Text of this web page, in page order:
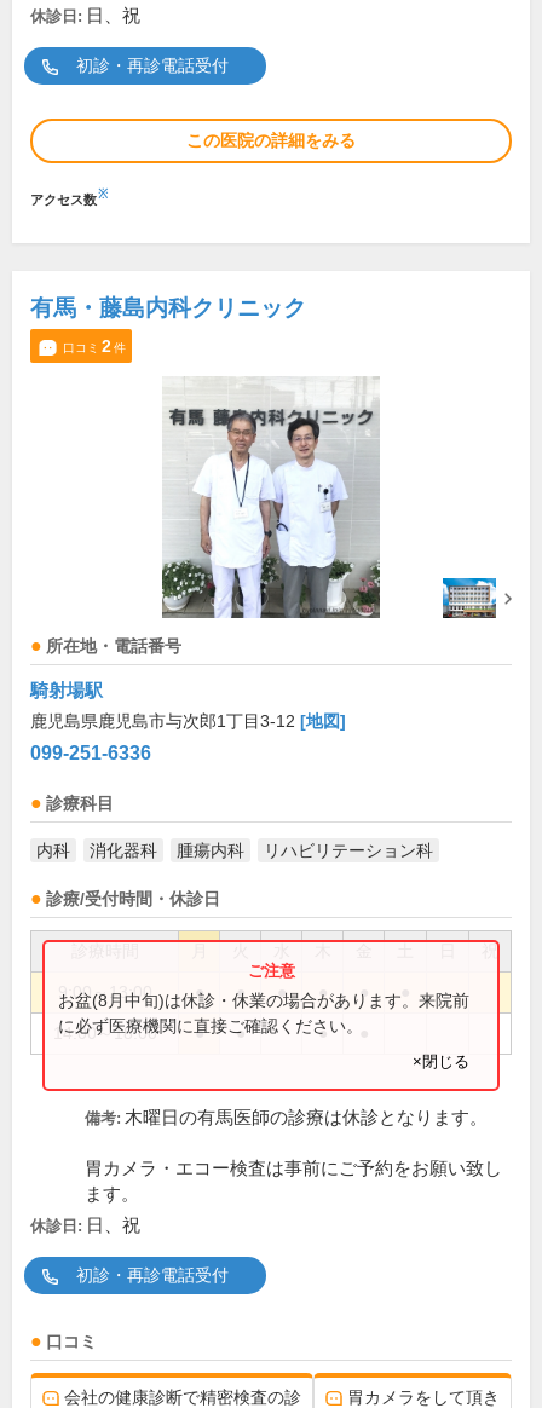
休診日: 日、祝
初診・再診電話受付
この医院の詳細をみる
アクセス数※
有馬・藤島内科クリニック
口コミ 2件
所在地・電話番号
騎射場駅
鹿児島県鹿児島市与次郎1丁目3-12 [地図]
099-251-6336
診療科目
内科 消化器科 腫瘍内科 リハビリテーション科
診療/受付時間・休診日
祝
9:00～13:00 ● ● ● ● ●
14:00～18:00 ● ● ●
お盆(8月中旬)は休診・休業の場合があります。来院前
に必ず医療機関に直接ご確認ください。
×閉じる
備考: 木曜日の有馬医師の診療は休診となります。
胃カメラ・エコー検査は事前にご予約をお願い致し
ます。
休診日: 日、祝
初診・再診電話受付
口コミ
会社の健康診断で精密検査の診
胃カメラをして頂き